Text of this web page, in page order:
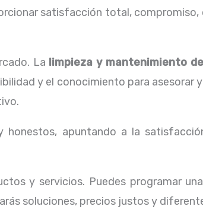
satisfacción total, compromiso,
La limpieza y mantenimiento
y el conocimiento para asesorar
honestos, apuntando a la
y servicios. Puedes programar
soluciones, precios justos y